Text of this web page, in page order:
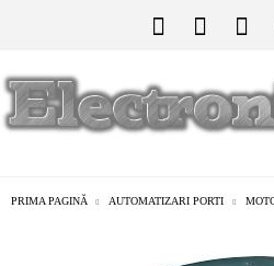
PRIMA PAGINĂ AUTOMATIZARI PORTI